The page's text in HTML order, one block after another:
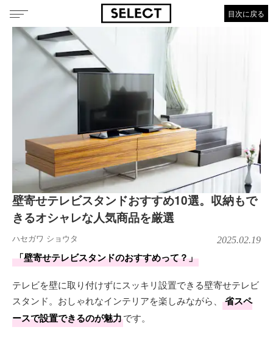
目次に戻る
壁寄せテレビスタンドおすすめ10選。収納もで
きるオシャレな人気商品を厳選
ハセガワ ショウタ 2025.02.19
「壁寄せテレビスタンドのおすすめって？」
テレビを壁に取り付けずにスッキリ設置できる壁寄せテレビ
スタンド。おしゃれなインテリアを楽しみながら、
省スペ
ースで設置できるのが魅力です。